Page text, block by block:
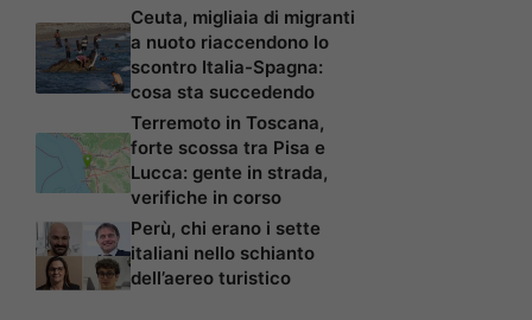
Ceuta, migliaia di migranti
a nuoto riaccendono lo
scontro Italia-Spagna:
cosa sta succedendo
Terremoto in Toscana,
forte scossa tra Pisa e
Lucca: gente in strada,
verifiche in corso
Perù, chi erano i sette
italiani nello schianto
dell’aereo turistico